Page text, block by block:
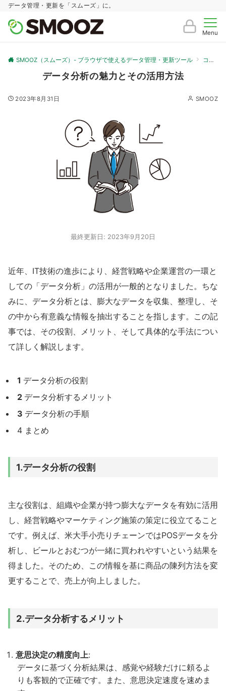
データ管理・更新を「スムーズ」に。
Menu
SMOOZ（スムーズ）- ブラウザで使えるデータ管理・更新ツール コラム
データ分析の魅力とその活用方法
2023年8月31日 SMOOZ
最終更新日: 2023年9月20日
近年、IT技術の進歩により、経営戦略や企業運営の一環と
しての「データ分析」の活用が一般的となりました。ちな
みに、データ分析とは、膨大なデータを収集、整理し、そ
の中から有意義な情報を抽出することを指します。この記
事では、その役割、メリット、そして具体的な手法につい
て詳しく解説します。
1 データ分析の役割
2 データ分析するメリット
3 データ分析の手順
4 まとめ
1.データ分析の役割
主な役割は、組織や企業が持つ膨大なデータを有効に活用
し、経営戦略やマーケティング施策の策定に役立てること
です。例えば、米大手小売りチェーンではPOSデータを分
析し、ビールとおむつが一緒に買われやすいという結果を
得ました。そのため、この情報を基に商品の陳列方法を変
更することで、売上が向上しました。
2.データ分析するメリット
意思決定の精度向上:
データに基づく分析結果は、感覚や経験だけに頼るよ
りも客観的で正確です。また、意思決定速度を速めま